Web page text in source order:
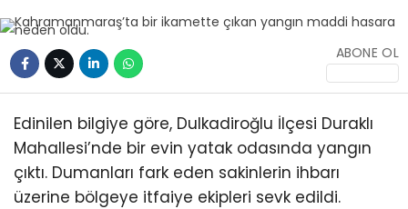
ABONE OL
Edinilen bilgiye göre, Dulkadiroğlu İlçesi Duraklı
Mahallesi’nde bir evin yatak odasında yangın
çıktı. Dumanları fark eden sakinlerin ihbarı
üzerine bölgeye itfaiye ekipleri sevk edildi.